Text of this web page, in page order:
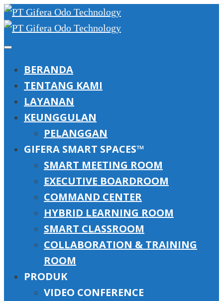
BERANDA
TENTANG KAMI
LAYANAN
KEUNGGULAN
PELANGGAN
GIFERA SMART SPACES™
SMART MEETING ROOM
EXECUTIVE BOARDROOM
COMMAND CENTER
HYBRID LEARNING ROOM
SMART CLASSROOM
COLLABORATION & TRAINING
ROOM
PRODUK
VIDEO CONFERENCE